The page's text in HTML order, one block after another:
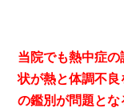
当院でも熱中症
状が熱と体調不
の鑑別が問題とな